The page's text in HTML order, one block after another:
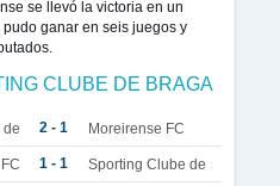
se llevó la victoria en un
ganar en seis juegos y
CLUBE DE BRAGA
de 2 - 1 Moreirense FC
1 - 1 Sporting Clube de